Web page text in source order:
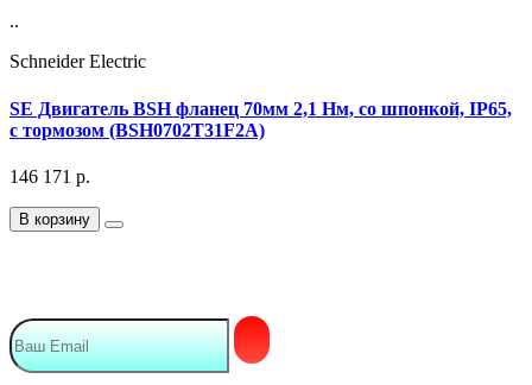
..
Schneider Electric
SE Двигатель BSH фланец 70мм 2,1 Нм, со шпонкой, IP65,
с тормозом (BSH0702T31F2A)
146 171 р.
В корзину